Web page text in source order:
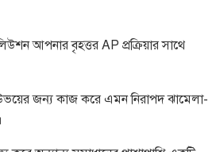
আপনার বৃহত্তর AP প্রক্রিয়ার সাথে
জন্য কাজ করে এমন নিরাপদ ঝামেলা-